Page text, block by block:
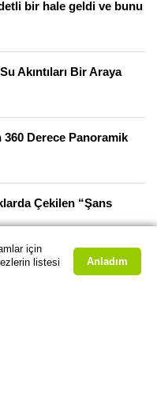
bir hale geldi ve bunu
Akıntıları Bir Araya
Derece Panoramik
Çekilen “Şans
Çekim Şehir
için
listesi
Anladım